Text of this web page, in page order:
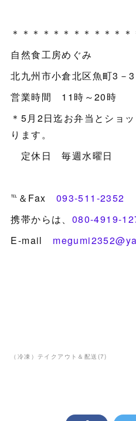
＊＊＊＊＊＊＊＊＊＊＊＊
自然食工房めぐみ
北九州市小倉北区魚町3－
営業時間 11時～20時
＊5月2日迄お弁当とショ
ります。
定休日 毎週水曜日
℡＆Fax 093-511-2352
携帯からは、 080-4919-
E-mail
（冷凍）テイクアウト＆配送 (7)